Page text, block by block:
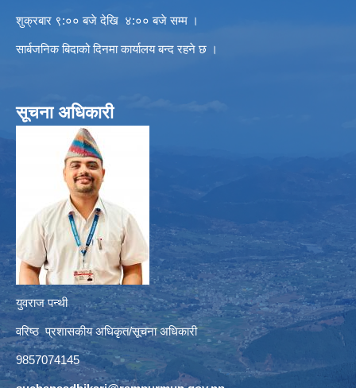
शुक्रबार ९:०० बजे देखि ४:०० बजे सम्म ।
सार्बजनिक बिदाको दिनमा कार्यालय बन्द रहने छ ।
सूचना अधिकारी
युवराज पन्थी
वरिष्ठ प्रशासकीय अधिकृत/सूचना अधिकारी
9857074145